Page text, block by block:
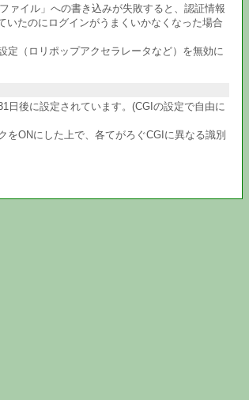
ァイル」への書き込みが失敗すると、認証情報
たのにログインがうまくいかなくなった場合
（ロリポップアクセラレータなど）を無効に
日後に設定されています。(CGIの設定で自由に
ONにした上で、各てがろぐCGIに異なる識別